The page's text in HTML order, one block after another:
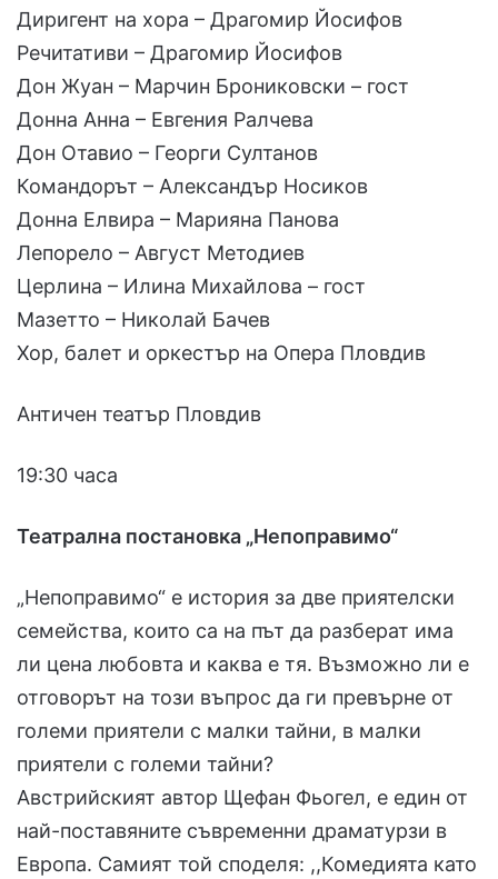
Диригент на хора – Драгомир Йосифов
Речитативи – Драгомир Йосифов
Дон Жуан – Марчин Брониковски – гост
Донна Анна – Евгения Ралчева
Дон Отавио – Георги Султанов
Командорът – Александър Носиков
Донна Елвира – Марияна Панова
Лепорело – Август Методиев
Церлина – Илина Михайлова – гост
Мазетто – Николай Бачев
Хор, балет и оркестър на Опера Пловдив
Античен театър Пловдив
19:30 часа
Театрална постановка „Непоправимо“
„Непоправимо“ е история за две приятелски
семейства, които са на път да разберат има
ли цена любовта и каква е тя. Възможно ли е
отговорът на този въпрос да ги превърне от
големи приятели с малки тайни, в малки
приятели с големи тайни?
Австрийският автор Щефан Фьогел, е един от
най-поставяните съвременни драматурзи в
Европа. Самият той споделя: ,,Комедията като